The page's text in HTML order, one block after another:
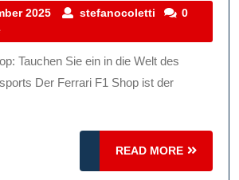
2025
24
2025
stefanocoletti stefanocoletti
0
Der Ferrari F1 Shop ist der
READ MORE
READ
MORE